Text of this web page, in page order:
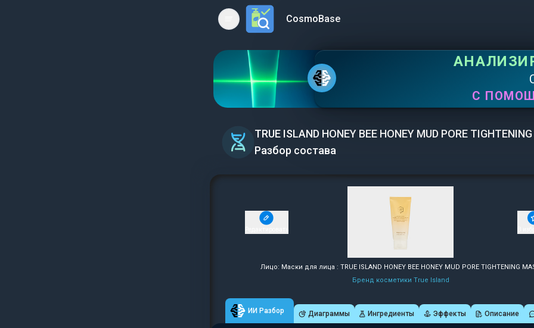
Open main menuCosmoBase
С
TRUE ISLAND HONEY BEE HONEY MUD PORE
Разбор состава
Лицо: Маски для лица : TRUE ISLAND HONEY BEE HONEY MUD PORE TIGHTENING
Бренд косметики True Island
ИИ Разбор Диаграммы Ингредиенты Эффекты Описание